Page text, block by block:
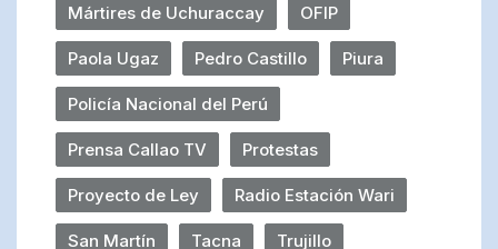
Mártires de Uchuraccay OFIP
Paola Ugaz Pedro Castillo Piura
Policía Nacional del Perú
Prensa Callao TV Protestas
Proyecto de Ley Radio Estación Wari
San Martín Tacna Trujillo